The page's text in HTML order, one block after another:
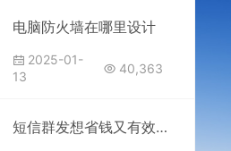
电脑防火墙在哪里设计
2025-01-
13
40,363
短信群发想省钱又有效？专业平台这样用，效果翻倍成本还能降一半！